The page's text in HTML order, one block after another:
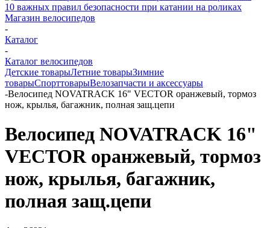
10 важных правил безопасности при катании на роликах
Магазин велосипедов
-
Каталог
-
Каталог велосипедов
Детские товарыЛетние товарыЗимние
товарыСпорттоварыВелозапчасти и аксессуары
-Велосипед NOVATRACK 16" VECTOR оранжевый, тормоз
нож, крылья, багажник, полная защ.цепи
Велосипед NOVATRACK 16"
VECTOR оранжевый, тормоз
нож, крылья, багажник,
полная защ.цепи